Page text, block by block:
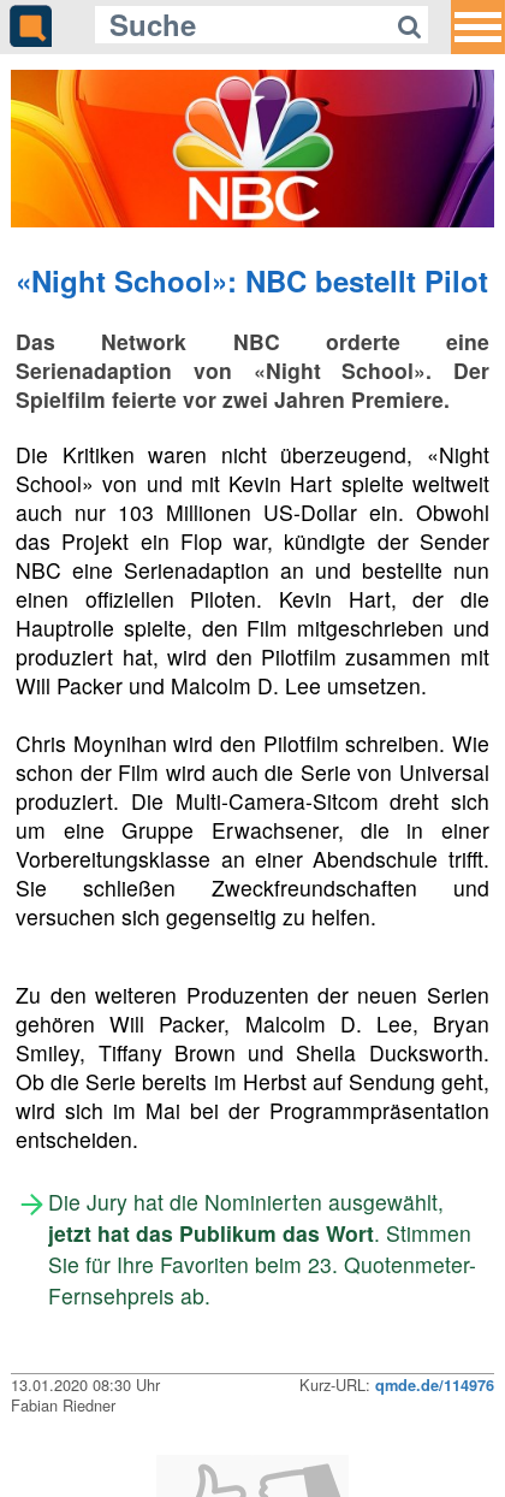
Gleich auf Quotenmeter:
arte räumt mit dem Salieri-Mythos
auf
«Night School»: NBC bestellt Pilot
Das Network NBC orderte eine
Serienadaption von «Night School». Der
Spielfilm feierte vor zwei Jahren Premiere.
Die Kritiken waren nicht überzeugend, «Night
School» von und mit Kevin Hart spielte weltweit
auch nur 103 Millionen US-Dollar ein. Obwohl
das Projekt ein Flop war, kündigte der Sender
NBC eine Serienadaption an und bestellte nun
einen offiziellen Piloten. Kevin Hart, der die
Hauptrolle spielte, den Film mitgeschrieben und
produziert hat, wird den Pilotfilm zusammen mit
Will Packer und Malcolm D. Lee umsetzen.
Chris Moynihan wird den Pilotfilm schreiben. Wie
schon der Film wird auch die Serie von Universal
produziert. Die Multi-Camera-Sitcom dreht sich
um eine Gruppe Erwachsener, die in einer
Vorbereitungsklasse an einer Abendschule trifft.
Sie schließen Zweckfreundschaften und
versuchen sich gegenseitig zu helfen.
Zu den weiteren Produzenten der neuen Serien
gehören Will Packer, Malcolm D. Lee, Bryan
Smiley, Tiffany Brown und Sheila Ducksworth.
Ob die Serie bereits im Herbst auf Sendung geht,
wird sich im Mai bei der Programmpräsentation
entscheiden.
Die Jury hat die Nominierten ausgewählt,
jetzt hat das Publikum das Wort. Stimmen
Sie für Ihre Favoriten beim 23. Quotenmeter-
Fernsehpreis ab.
13.01.2020 08:30 Uhr Kurz-URL: qmde.de/114976
Fabian Riedner